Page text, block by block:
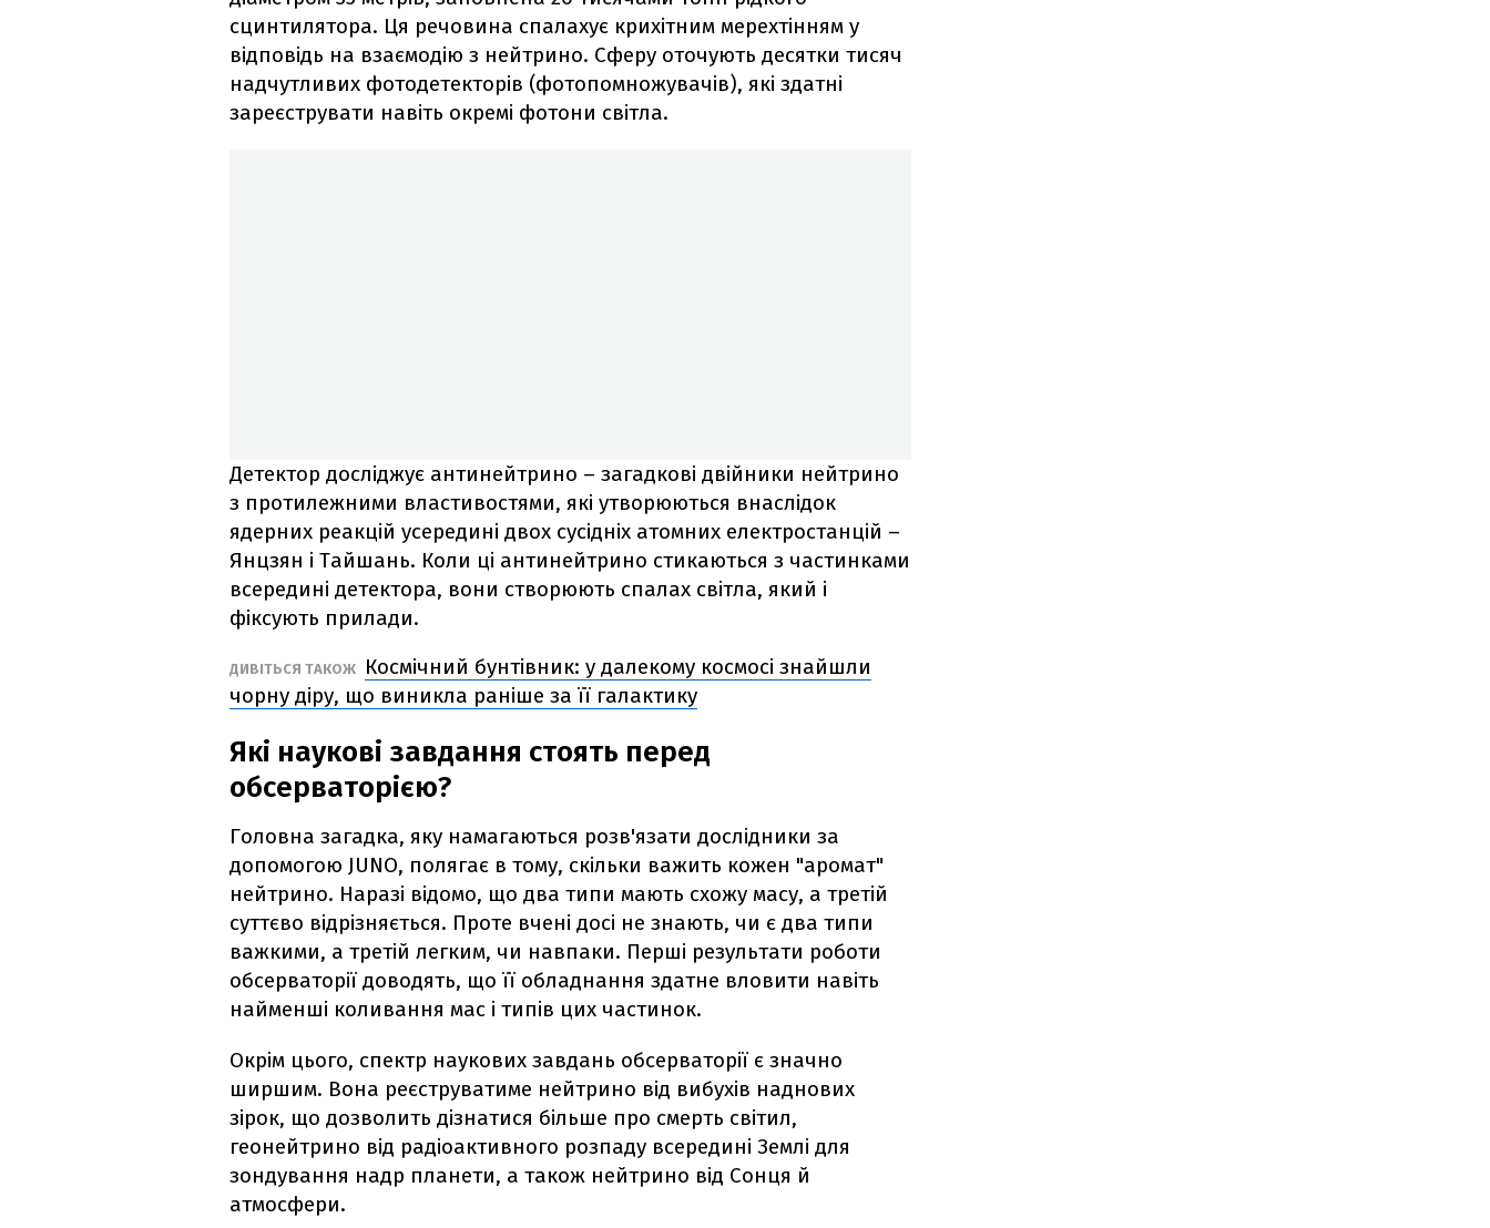
сцинтилятора. Ця речовина спалахує крихітним мерехтінням у
відповідь на взаємодію з нейтрино. Сферу оточують десятки тисяч
надчутливих фотодетекторів (фотопомножувачів), які здатні
зареєструвати навіть окремі фотони світла.
Детектор досліджує антинейтрино – загадкові двійники нейтрино
з протилежними властивостями, які утворюються внаслідок
ядерних реакцій усередині двох сусідніх атомних електростанцій –
Янцзян і Тайшань. Коли ці антинейтрино стикаються з частинками
всередині детектора, вони створюють спалах світла, який і
фіксують прилади.
ДИВІТЬСЯ ТАКОЖ
Космічний бунтівник: у далекому космосі знайшли
чорну діру, що виникла раніше за її галактику
Які наукові завдання стоять перед
обсерваторією?
Головна загадка, яку намагаються розв'язати дослідники за
допомогою JUNO, полягає в тому, скільки важить кожен "аромат"
нейтрино. Наразі відомо, що два типи мають схожу масу, а третій
суттєво відрізняється. Проте вчені досі не знають, чи є два типи
важкими, а третій легким, чи навпаки. Перші результати роботи
обсерваторії доводять, що її обладнання здатне вловити навіть
найменші коливання мас і типів цих частинок.
Окрім цього, спектр наукових завдань обсерваторії є значно
ширшим. Вона реєструватиме нейтрино від вибухів наднових
зірок, що дозволить дізнатися більше про смерть світил,
геонейтрино від радіоактивного розпаду всередині Землі для
зондування надр планети, а також нейтрино від Сонця й
атмосфери.